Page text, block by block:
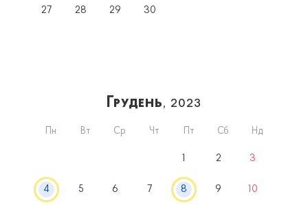
27 28 29 30
Грудень, 2023
Пн Вт Ср Чт Пт Сб Нд
1 2 3
4 5 6 7 8 9 10